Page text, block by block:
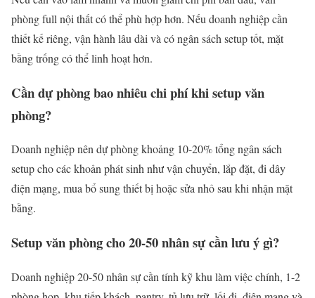
phòng full nội thất có thể phù hợp hơn. Nếu doanh nghiệp cần
thiết kế riêng, vận hành lâu dài và có ngân sách setup tốt, mặt
bằng trống có thể linh hoạt hơn.
Cần dự phòng bao nhiêu chi phí khi setup văn
phòng?
Doanh nghiệp nên dự phòng khoảng 10-20% tổng ngân sách
setup cho các khoản phát sinh như vận chuyển, lắp đặt, đi dây
điện mạng, mua bổ sung thiết bị hoặc sửa nhỏ sau khi nhận mặt
bằng.
Setup văn phòng cho 20-50 nhân sự cần lưu ý gì?
Doanh nghiệp 20-50 nhân sự cần tính kỹ khu làm việc chính, 1-2